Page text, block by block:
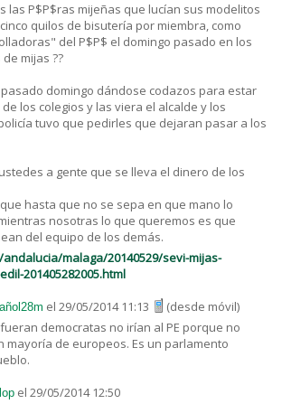
las P$P$ras mijeñas que lucían sus modelitos
quilos de bisutería por miembra, como
del P$P$ el domingo pasado en los
mijas ??
domingo dándose codazos para estar
los colegios y las viera el alcalde y los
tuvo que pedirles que dejaran pasar a los
a gente que se lleva el dinero de los
hasta que no se sepa en que mano lo
nosotras lo que queremos es que
del equipo de los demás.
malaga/20140529/sevi-mijas-
201405282005.html
el 29/05/2014 11:13
(desde móvil)
fueran democratas no irían al PE porque no
mayoría de europeos. Es un parlamento
el 29/05/2014 12:50